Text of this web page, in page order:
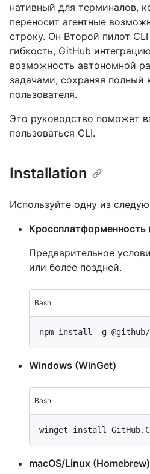
нативный для терминалов,
переносит агентные
строку. Он Второй пилот
гибкость, GitHub
возможность автономной
задачами, сохраняя полный
пользователя.
Это руководство поможет
пользоваться CLI.
Installation
Используйте одну из
Кроссплатформенность
Предварительное
или более поздней.
Bash
Windows (WinGet)
Bash
macOS/Linux (Homebrew)